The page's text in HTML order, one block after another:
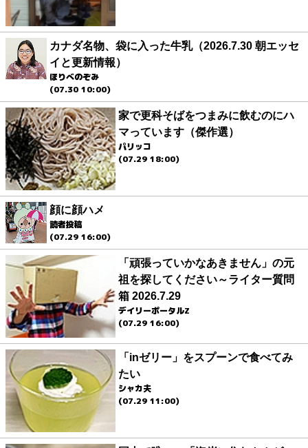
カナダ名物、袋に入った牛乳（2026.7.30 朝エッセ
イと更新情報）
ほりべのぞみ
(07.30 10:00)
家で更科そばをつまみに飲むのにハ
マっています（傑作選）
パリッコ
(07.29 18:00)
顔に顔ハメ
読者投稿
(07.29 16:00)
「頑張っていかなあきません」の元
祖を探してください～ライター質問
箱 2026.7.29
デイリーポータルZ
(07.29 16:00)
「inゼリー」をスプーンで食べてみ
たい
シャカ夫
(07.29 11:00)